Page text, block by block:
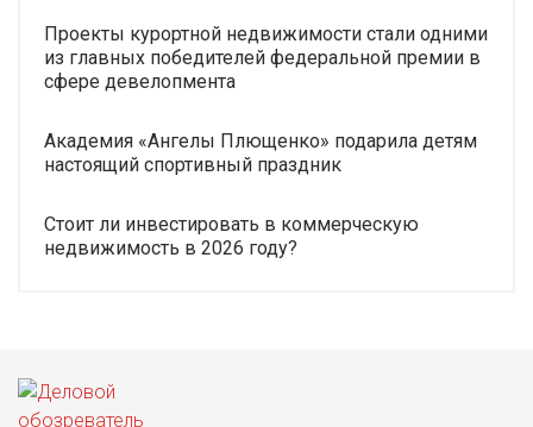
Проекты курортной недвижимости стали одними
из главных победителей федеральной премии в
сфере девелопмента
Академия «Ангелы Плющенко» подарила детям
настоящий спортивный праздник
Стоит ли инвестировать в коммерческую
недвижимость в 2026 году?